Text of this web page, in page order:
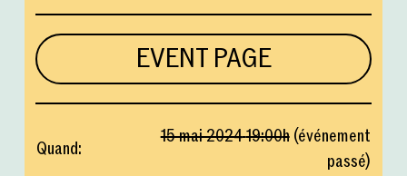
EVENT PAGE
Quand:
15 mai 202419:00h(événement
passé)